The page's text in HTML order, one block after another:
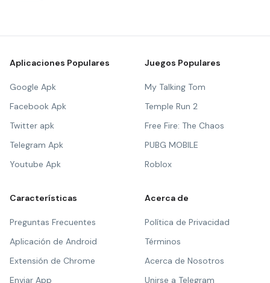
Aplicaciones Populares
Google Apk
Facebook Apk
Twitter apk
Telegram Apk
Youtube Apk
Juegos Populares
My Talking Tom
Temple Run 2
Free Fire: The Chaos
PUBG MOBILE
Roblox
Características
Preguntas Frecuentes
Aplicación de Android
Extensión de Chrome
Enviar App
Acerca de
Política de Privacidad
Términos
Acerca de Nosotros
Unirse a Telegram